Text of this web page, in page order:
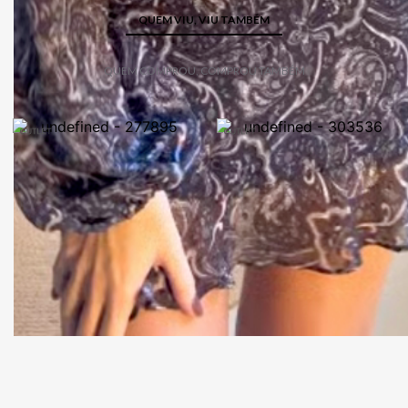
QUEM VIU, VIU TAMBÉM
QUEM COMPROU, COMPROU TAMBÉM